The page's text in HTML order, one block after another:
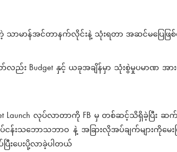
ာမာန်အင်တာနက်လိုင်းနဲ့ သုံးရတာ အဆင်မပြေဖ
ည်း Budget နှင့် ယခုအချိန်မှာ သုံးစွဲမှုပမာဏ အာ
Launch လုပ်လာတာကို FB မှ တစ်ဆင့်သိရှိခဲ့ပြီး ဆ
န်းသဘောသဘာဝ နဲ့ အခြားလိုအပ်ချက်များကိုမေးမ
ပြီးပေးပို့လာခဲ့ပါတယ်